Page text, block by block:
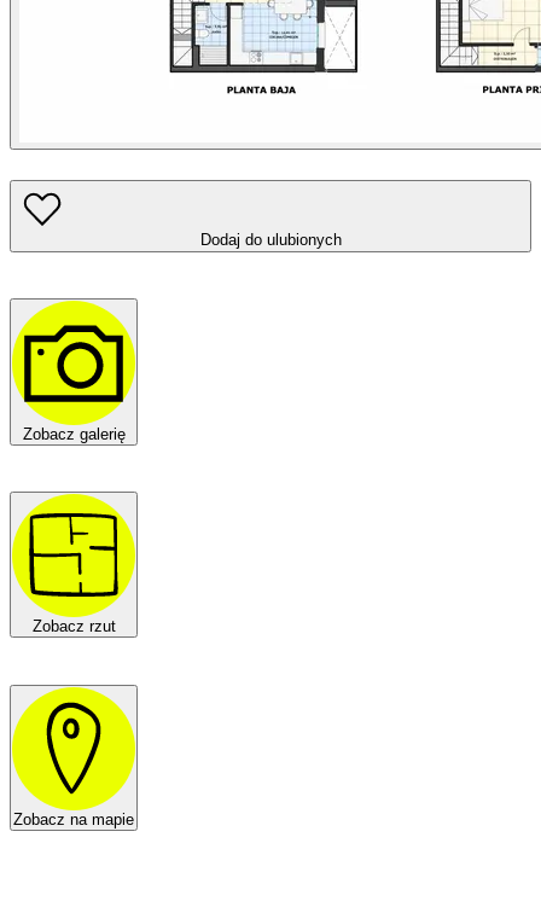
Dodaj do ulubionych
Zobacz galerię
Zobacz rzut
Zobacz na mapie